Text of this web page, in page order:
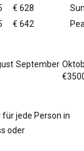
€ 628
€ 642
September
jede Person in
oder